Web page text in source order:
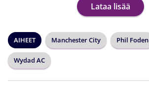
Lataa lisää
AIHEET Manchester City Phil Foden
Wydad AC